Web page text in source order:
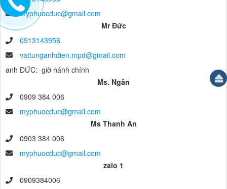
myphuocduc@gmail.com
Mr Đức
0913143956
vattunganhdien.mpd@gmail.com
anh ĐỨC: giờ hánh chính
Ms. Ngân
0909 384 006
myphuocduc@gmail.com
Ms Thanh An
0903 384 006
myphuocduc@gmail.com
zalo 1
0909384006